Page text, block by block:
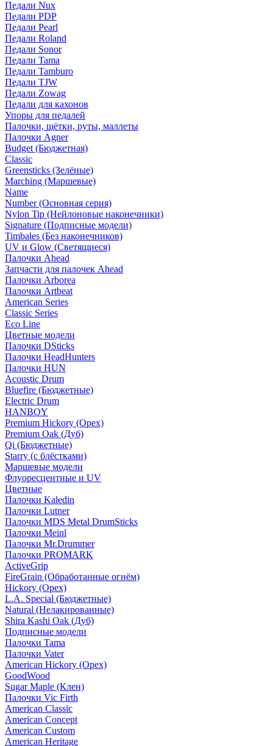
Педали Nux
Педали PDP
Педали Pearl
Педали Roland
Педали Sonor
Педали Tama
Педали Tamburo
Педали TJW
Педали Zowag
Педали для кахонов
Упоры для педалей
Палочки, щётки, руты, маллеты
Палочки Agner
Budget (Бюджетная)
Classic
Greensticks (Зелёные)
Marching (Маршевые)
Name
Number (Основная серия)
Nylon Tip (Нейлоновые наконечники)
Signature (Подписные модели)
Timbales (Без наконечников)
UV и Glow (Светящиеся)
Палочки Ahead
Запчасти для палочек Ahead
Палочки Arborea
Палочки Artbeat
American Series
Classic Series
Eco Line
Цветные модели
Палочки DSticks
Палочки HeadHunters
Палочки HUN
Acoustic Drum
Bluefire (Бюджетные)
Electric Drum
HANBOY
Premium Hickory (Орех)
Premium Oak (Дуб)
Qi (Бюджетные)
Starry (с блёстками)
Маршевые модели
Флуоресцентные и UV
Цветные
Палочки Kaledin
Палочки Lutner
Палочки MDS Metal DrumSticks
Палочки Meinl
Палочки Mr.Drummer
Палочки PROMARK
ActiveGrip
FireGrain (Обработанные огнём)
Hickory (Орех)
L.A. Special (Бюджетные)
Natural (Нелакированные)
Shira Kashi Oak (Дуб)
Подписные модели
Палочки Tama
Палочки Vater
American Hickory (Орех)
GoodWood
Sugar Maple (Клен)
Палочки Vic Firth
American Classic
American Concept
American Custom
American Heritage